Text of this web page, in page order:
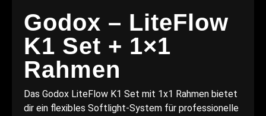
Godox – LiteFlow
K1 Set + 1×1
Rahmen
Das Godox LiteFlow K1 Set mit 1x1 Rahmen bietet
dir ein flexibles Softlight-System für professionelle